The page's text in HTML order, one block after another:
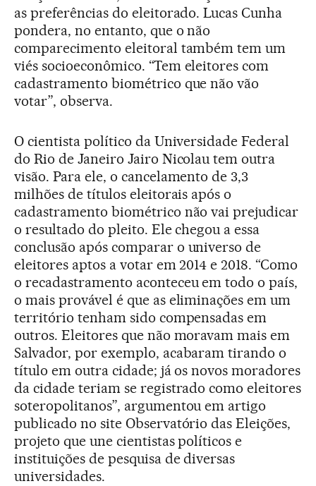
as preferências do eleitorado. Lucas Cunha
pondera, no entanto, que o não
comparecimento eleitoral também tem um
viés socioeconômico. “Tem eleitores com
cadastramento biométrico que não vão
votar”, observa.
O cientista político da Universidade Federal
do Rio de Janeiro Jairo Nicolau tem outra
visão. Para ele, o cancelamento de 3,3
milhões de títulos eleitorais após o
cadastramento biométrico não vai prejudicar
o resultado do pleito. Ele chegou a essa
conclusão após comparar o universo de
eleitores aptos a votar em 2014 e 2018. “Como
o recadastramento aconteceu em todo o país,
o mais provável é que as eliminações em um
território tenham sido compensadas em
outros. Eleitores que não moravam mais em
Salvador, por exemplo, acabaram tirando o
título em outra cidade; já os novos moradores
da cidade teriam se registrado como eleitores
soteropolitanos”, argumentou em artigo
publicado no site Observatório das Eleições,
projeto que une cientistas políticos e
instituições de pesquisa de diversas
universidades.